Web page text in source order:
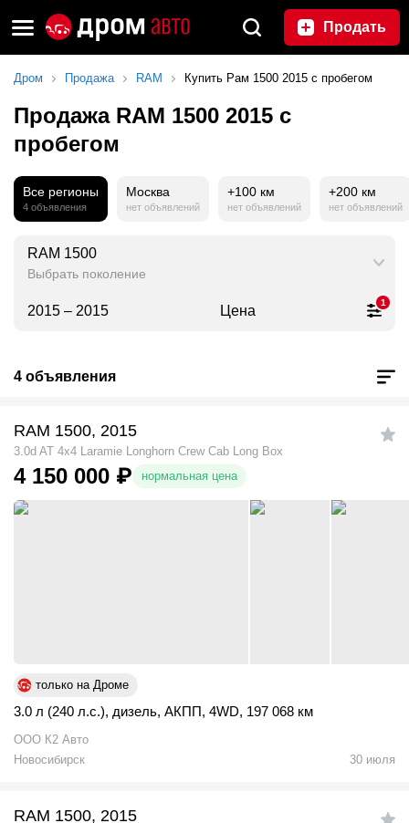
Продать
Дром Продажа RAM Купить Рам 1500 2015 с пробегом
Продажа RAM 1500 2015 с
пробегом
Все регионы
4 объявления
Москва
нет объявлений
+100 км
нет объявлений
+200 км
нет объявлений
RAM 1500
Выбрать поколение
2015 – 2015 Цена 1
4 объявления
RAM 1500, 2015
3.0d AT 4x4 Laramie Longhorn Crew Cab Long Box
4 150 000 ₽ нормальная цена
только на Дроме
3.0 л (240 л.с.), дизель, АКПП, 4WD, 197 068 км
OOO К2 Авто
Новосибирск
30 июля
RAM 1500, 2015